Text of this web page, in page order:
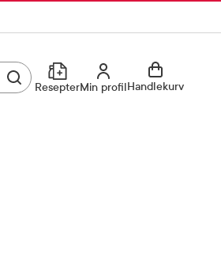
Utfør søkResepterMin profilMin profilHandlekurv